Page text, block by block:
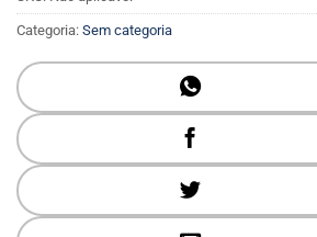
Categoria: Sem categoria